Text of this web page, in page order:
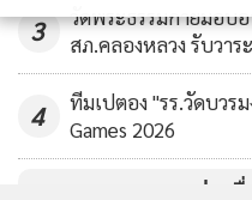
3
วัดพระธรรมกายมอบ
สภ.คลองหลวง รับวา
4
ทีมเปตอง "รร.วัดบวร
Games 2026
ข่าว